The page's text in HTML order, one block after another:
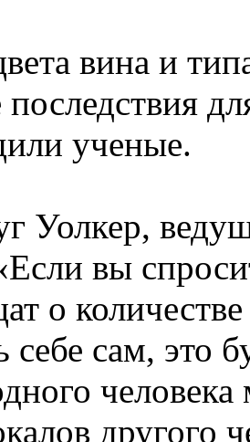
вина и
ученые.
Уолкер,
вы
о
себе сам, это
другого